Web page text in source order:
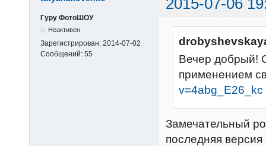
Гуру ФотоШОУ
Неактивен
Зарегистрирован: 2014-07-02
Сообщений: 55
Вечер добрый!
применением
v=4abg_E26_kc
Замечательный
последняя